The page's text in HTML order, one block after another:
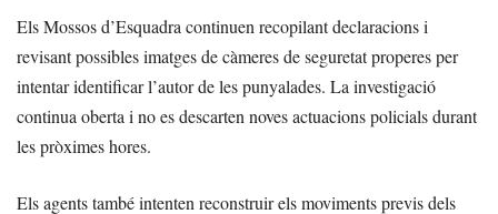
Els Mossos d’Esquadra continuen recopilant declaracions i
revisant possibles imatges de càmeres de seguretat properes per
intentar identificar l’autor de les punyalades. La investigació
continua oberta i no es descarten noves actuacions policials durant
les pròximes hores.
Els agents també intenten reconstruir els moviments previs dels